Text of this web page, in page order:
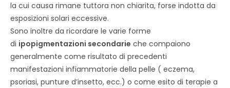
la cui causa rimane tuttora non chiarita, forse indotta da
esposizioni solari eccessive.
Sono inoltre da ricordare le varie forme
di ipopigmentazioni secondarie che compaiono
generalmente come risultato di precedenti
manifestazioni infiammatorie della pelle ( eczema,
psoriasi, punture d’insetto, ecc.) o come esito di terapie a